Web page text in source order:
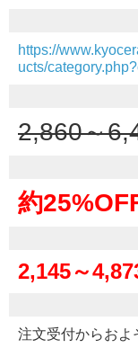
https://
ucts/
2,860～
約
2,145～
注文受付からおよ